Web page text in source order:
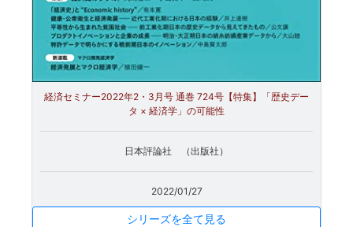
経済セミナー2022年2・3月号 通巻 724号【特集】「歴史デー
タ × 経済学」の可能性
日本評論社 （出版社）
2022/01/27
シリーズを全て見る